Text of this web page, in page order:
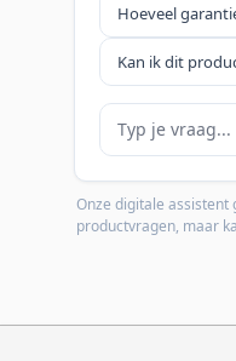
Hoeveel
Kan ik dit
Je vraag
Onze digitale assistent
productvragen, maar